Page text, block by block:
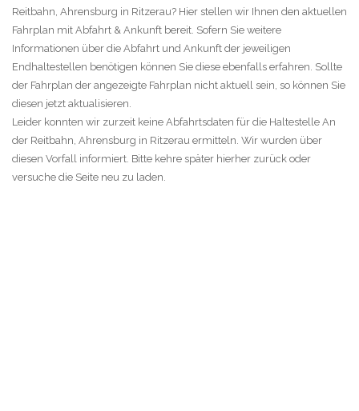
Reitbahn, Ahrensburg in Ritzerau? Hier stellen wir Ihnen den aktuellen
Fahrplan mit Abfahrt & Ankunft bereit. Sofern Sie weitere
Informationen über die Abfahrt und Ankunft der jeweiligen
Endhaltestellen benötigen können Sie diese ebenfalls erfahren. Sollte
der Fahrplan der angezeigte Fahrplan nicht aktuell sein, so können Sie
diesen jetzt aktualisieren.
Leider konnten wir zurzeit keine Abfahrtsdaten für die Haltestelle An
der Reitbahn, Ahrensburg in Ritzerau ermitteln. Wir wurden über
diesen Vorfall informiert. Bitte kehre später hierher zurück oder
versuche die Seite neu zu laden.